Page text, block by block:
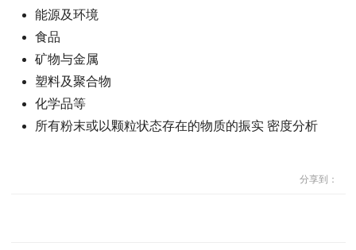
能源及环境
食品
矿物与金属
塑料及聚合物
化学品等
所有粉末或以颗粒状态存在的物质的振实 密度分析
分享到：